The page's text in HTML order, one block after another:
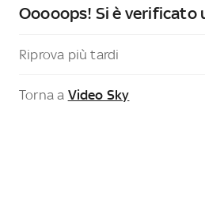
Ooooops! Si è verificato
Riprova più tardi
Torna a Video Sky